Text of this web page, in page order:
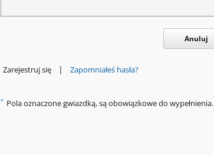
Anuluj
Zarejestruj się | Zapomniałeś hasła?
* Pola oznaczone gwiazdką, są obowiązkowe do wypełnienia.